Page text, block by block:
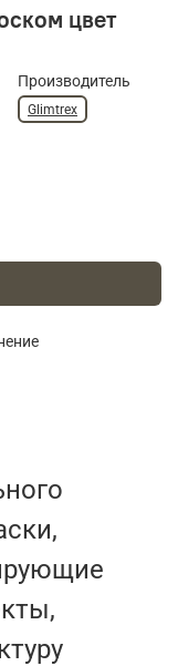
цвет
Производитель
Glimtrex